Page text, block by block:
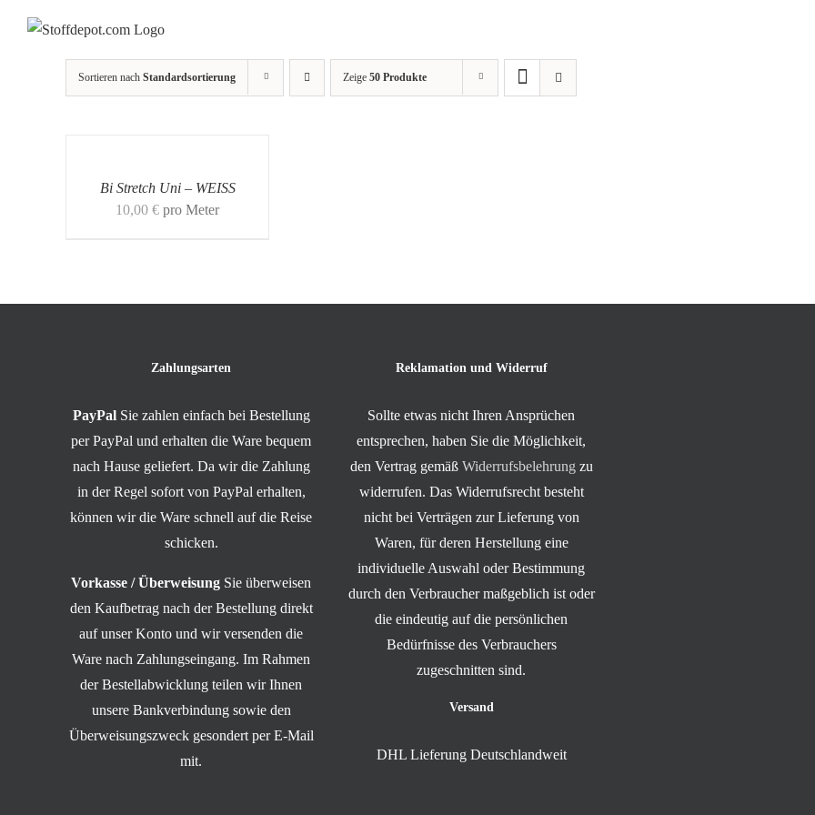
Sortieren nach Standardsortierung Zeige 50 Produkte
Bi Stretch Uni – WEISS
10,00 € pro Meter
Zahlungsarten
PayPal Sie zahlen einfach bei Bestellung
per PayPal und erhalten die Ware bequem
nach Hause geliefert. Da wir die Zahlung
in der Regel sofort von PayPal erhalten,
können wir die Ware schnell auf die Reise
schicken.
Vorkasse / Überweisung Sie überweisen
den Kaufbetrag nach der Bestellung direkt
auf unser Konto und wir versenden die
Ware nach Zahlungseingang. Im Rahmen
der Bestellabwicklung teilen wir Ihnen
unsere Bankverbindung sowie den
Überweisungszweck gesondert per E-Mail
mit.
Reklamation und Widerruf
Sollte etwas nicht Ihren Ansprüchen
entsprechen, haben Sie die Möglichkeit,
den Vertrag gemäß Widerrufsbelehrung zu
widerrufen. Das Widerrufsrecht besteht
nicht bei Verträgen zur Lieferung von
Waren, für deren Herstellung eine
individuelle Auswahl oder Bestimmung
durch den Verbraucher maßgeblich ist oder
die eindeutig auf die persönlichen
Bedürfnisse des Verbrauchers
zugeschnitten sind.
Versand
DHL Lieferung Deutschlandweit